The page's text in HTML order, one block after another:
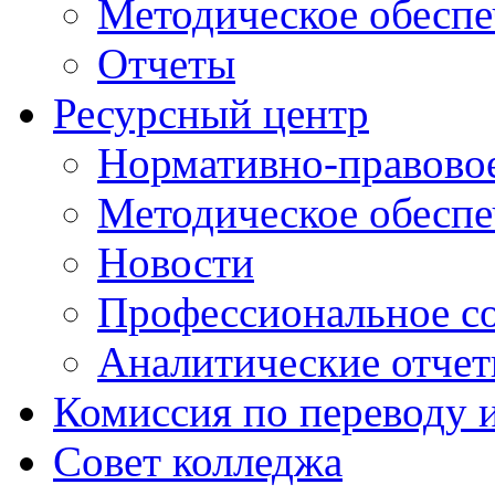
Методическое
Отчеты
Ресурсный центр
Нормативно-
Методическое
Новости
Профессиональное
Аналитические
Комиссия по переводу
Совет колледжа